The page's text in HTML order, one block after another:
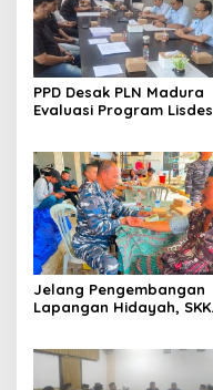
PPD Desak PLN Madura
Evaluasi Program Lisdes
Jelang Pengembangan
Lapangan Hidayah, SKK
Nelayan Sampang